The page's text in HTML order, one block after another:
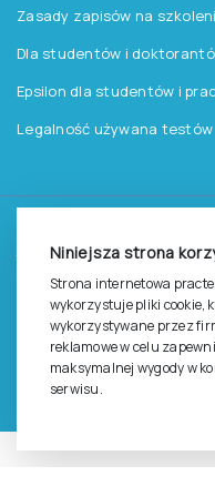
Niniejsza strona
Strona internetowa
wykorzystuje pliki cookie,
wykorzystywane przez
reklamowe w celu
maksymalnej wygody w
serwisu.
Zasady zapisów na
Dla studentów i
Epsilon dla studentów i
Legalność używana testów
Towarzystwa
Wszelkie prawa
Regulamin Polityka